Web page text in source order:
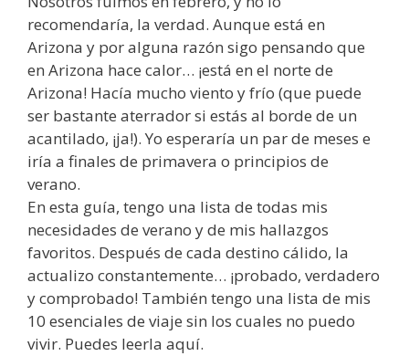
recomendaría, la verdad. Aunque está en
Arizona y por alguna razón sigo pensando que
en Arizona hace calor… ¡está en el norte de
Arizona! Hacía mucho viento y frío (que puede
ser bastante aterrador si estás al borde de un
acantilado, ¡ja!). Yo esperaría un par de meses e
iría a finales de primavera o principios de
verano.
En esta guía, tengo una lista de todas mis
necesidades de verano y de mis hallazgos
favoritos. Después de cada destino cálido, la
actualizo constantemente… ¡probado, verdadero
y comprobado! También tengo una lista de mis
10 esenciales de viaje sin los cuales no puedo
vivir. Puedes leerla aquí.